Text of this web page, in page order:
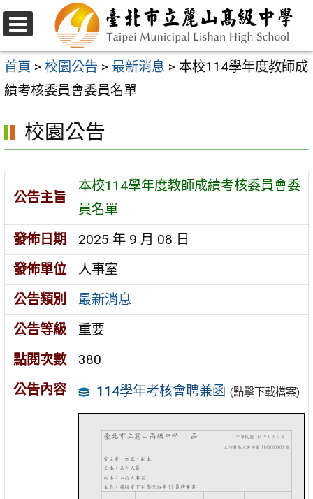
跳
至
主
要
容
區
選
單
首頁 > 校園公告 > 最新消息 > 本校114學年度教師成
績考核委員會委員名單
校園公告
公告主旨
本校114學年度教師成績考核委員會委
員名單
發佈日期
2025 年 9 月 08 日
發佈單位
人事室
公告類別
最新消息
公告等級
重要
點閱次數
380
公告內容
114學年考核會聘兼函 (點擊下載檔案)